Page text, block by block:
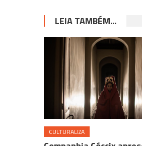
LEIA TAMBÉM...
CULTURALIZA